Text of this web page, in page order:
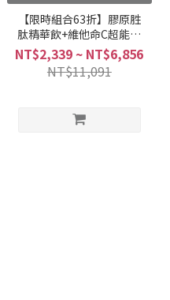
【限時組合63折】膠原胜
肽精華飲+維他命C超能膠
囊加倍澎潤組
NT$2,339 ~ NT$6,856
NT$11,091